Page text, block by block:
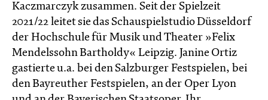
Kaczmarczyk zusammen. Seit der Spielzeit
2021/22 leitet sie das Schauspielstudio Düsseldorf
der Hochschule für Musik und Theater »Felix
Mendelssohn Bartholdy« Leipzig. Janine Ortiz
gastierte u.a. bei den Salzburger Festspielen, bei
den Bayreuther Festspielen, an der Oper Lyon